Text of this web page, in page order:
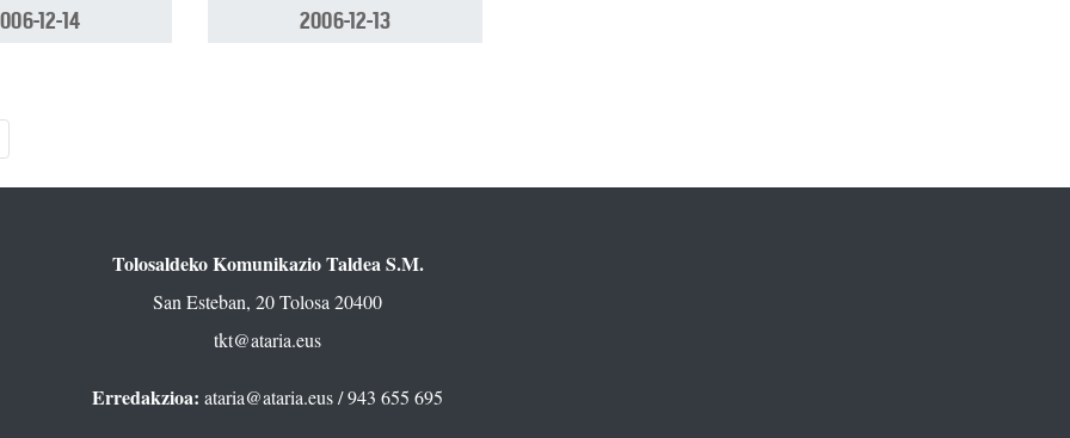
12-14 2006-12-13
Tolosaldeko Komunikazio Taldea S.M.
San Esteban, 20 Tolosa 20400
tkt@ataria.eus
Erredakzioa: ataria@ataria.eus/ 943 655 695